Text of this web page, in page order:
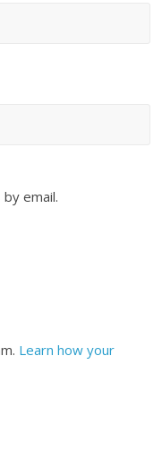
email.
Learn how your